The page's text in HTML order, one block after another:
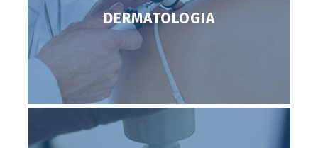
DERMATOLOGIA